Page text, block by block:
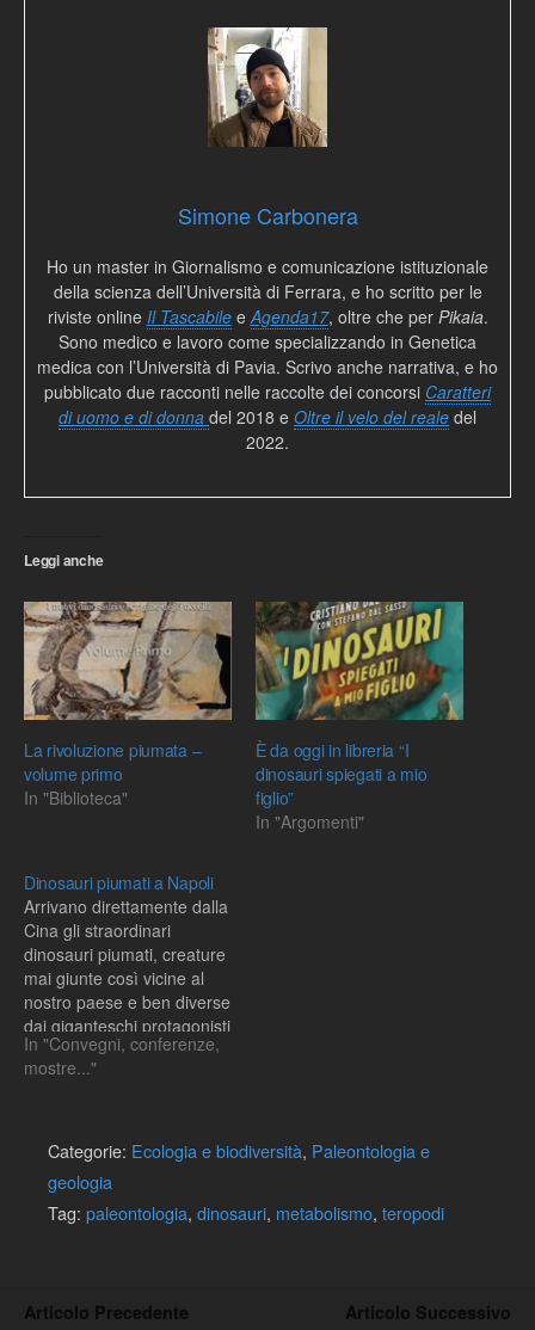
Simone Carbonera
Ho un master in Giornalismo e comunicazione istituzionale
della scienza dell’Università di Ferrara, e ho scritto per le
riviste online Il Tascabilee Agenda17, oltre che per Pikaia.
Sono medico e lavoro come specializzando in Genetica
medica con l’Università di Pavia. Scrivo anche narrativa, e ho
pubblicato due racconti nelle raccolte dei concorsi Caratteri
di uomo e di donna del 2018 e Oltre il velo del reale del
2022.
Leggi anche
La rivoluzione piumata –
volume primo
In "Biblioteca"
È da oggi in libreria “I
dinosauri spiegati a mio
figlio”
In "Argomenti"
Dinosauri piumati a Napoli
Arrivano direttamente dalla
Cina gli straordinari
dinosauri piumati, creature
mai giunte così vicine al
nostro paese e ben diverse
dai giganteschi protagonisti
della "filmografia
giurassica". Questi reperti
conservazione, sono il
pezzo forte della mostra
che si terrà a Città della
Scienza dal 21…
In "Convegni, conferenze,
mostre..."
Categorie: Ecologia e biodiversità, Paleontologia e
geologia
Tag: paleontologia, dinosauri, metabolismo, teropodi
Articolo Precedente Articolo Successivo